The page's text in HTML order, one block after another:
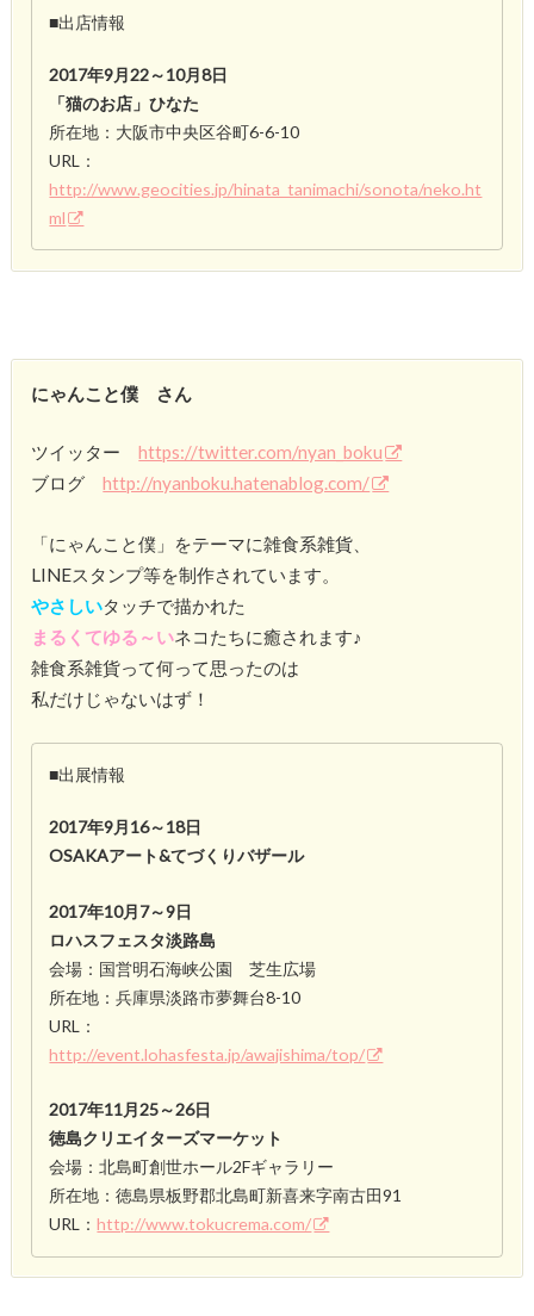
■出店情報
2017年9月22～10月8日
「猫のお店」ひなた
所在地：大阪市中央区谷町6-6-10
URL：
http://www.geocities.jp/hinata_tanimachi/sonota/neko.ht
ml
にゃんこと僕 さん
ツイッターhttps://twitter.com/nyan_boku
ブログhttp://nyanboku.hatenablog.com/
「にゃんこと僕」をテーマに雑食系雑貨、
LINEスタンプ等を制作されています。
やさしいタッチで描かれた
まるくてゆる～いネコたちに癒されます♪
雑食系雑貨って何って思ったのは
私だけじゃないはず！
■出展情報
2017年9月16～18日
OSAKAアート&てづくりバザール
2017年10月7～9日
ロハスフェスタ淡路島
会場：国営明石海峡公園 芝生広場
所在地：兵庫県淡路市夢舞台8-10
URL：
http://event.lohasfesta.jp/awajishima/top/
2017年11月25～26日
徳島クリエイターズマーケット
会場：北島町創世ホール2Fギャラリー
所在地：徳島県板野郡北島町新喜来字南古田91
URL：http://www.tokucrema.com/